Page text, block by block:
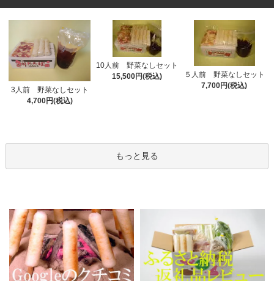
3人前 野菜なしセット
4,700円(税込)
10人前 野菜なしセット
15,500円(税込)
５人前 野菜なしセット
7,700円(税込)
もっと見る